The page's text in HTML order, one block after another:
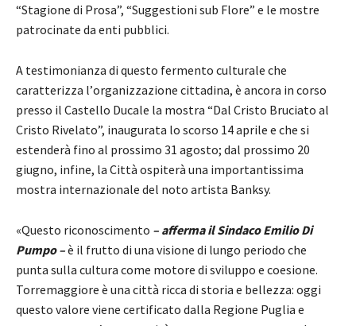
“Stagione di Prosa”, “Suggestioni sub Flore” e le mostre
patrocinate da enti pubblici.
A testimonianza di questo fermento culturale che
caratterizza l’organizzazione cittadina, è ancora in corso
presso il Castello Ducale la mostra “Dal Cristo Bruciato al
Cristo Rivelato”, inaugurata lo scorso 14 aprile e che si
estenderà fino al prossimo 31 agosto; dal prossimo 20
giugno, infine, la Città ospiterà una importantissima
mostra internazionale del noto artista Banksy.
«Questo riconoscimento – afferma il Sindaco Emilio Di
Pumpo –è il frutto di una visione di lungo periodo che
punta sulla cultura come motore di sviluppo e coesione.
Torremaggiore è una città ricca di storia e bellezza: oggi
questo valore viene certificato dalla Regione Puglia e